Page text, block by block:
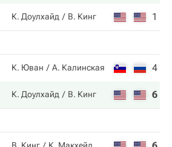
К. Доулхайд В. Кинг 1
К. Юван А. Калинская 4
К. Доулхайд В. Кинг 6